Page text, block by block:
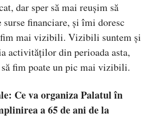
dar sper să mai reușim să
surse financiare, și îmi doresc
mai vizibili. Vizibili suntem și
activităților din perioada asta,
fim poate un pic mai vizibili.
Ce va organiza Palatul în
a 65 de ani de la